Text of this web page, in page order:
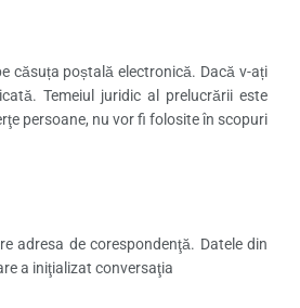
căsuța poștală electronică. Dacă v-ați
Temeiul juridic al prelucrării este
persoane, nu vor fi folosite în scopuri
adresa de corespondenţă. Datele din
a iniţializat conversaţia